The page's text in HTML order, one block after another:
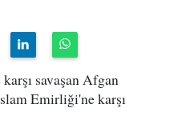
savaşan Afgan
Emirliği'ne karşı